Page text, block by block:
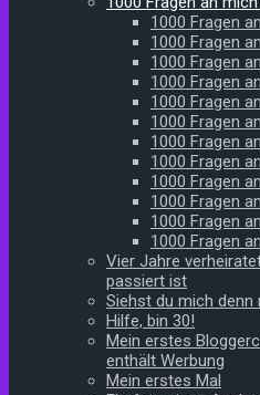
1000 Fragen
1000 Fragen
1000 Fragen
1000 Fragen
1000 Fragen
1000 Fragen
1000 Fragen
1000 Fragen
1000 Fragen
1000 Fragen
1000 Fragen
1000 Fragen
Vier Jahre
passiert ist
Siehst du mich denn
Hilfe, bin 30!
Mein erstes
enthält Werbung
Mein erstes Mal